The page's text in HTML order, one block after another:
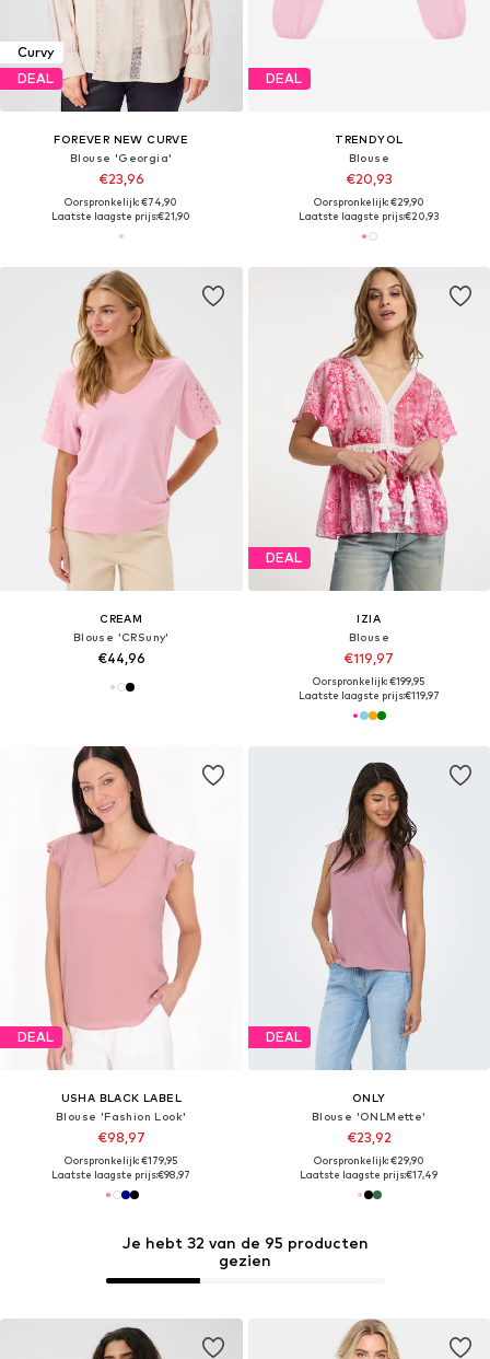
Curvy
DEAL
FOREVER NEW CURVE
Blouse 'Georgia'
€23,96
Oorspronkelijk: €74,90
Laatste laagste prijs:€21,90
DEAL
TRENDYOL
Blouse
€20,93
Oorspronkelijk: €29,90
Laatste laagste prijs:€20,93
CREAM
Blouse 'CRSuny'
€44,96
DEAL
IZIA
Blouse
€119,97
Oorspronkelijk: €199,95
Laatste laagste prijs:€119,97
DEAL
USHA BLACK LABEL
Blouse 'Fashion Look'
€98,97
Oorspronkelijk: €179,95
Laatste laagste prijs:€98,97
DEAL
ONLY
Blouse 'ONLMette'
€23,92
Oorspronkelijk: €29,90
Laatste laagste prijs:€17,49
Je hebt 32 van de 95 producten
gezien